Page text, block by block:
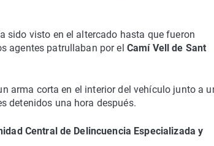
sido visto en el altercado hasta que fueron
agentes patrullaban por el Camí Vell de Sant
arma corta en el interior del vehículo junto a
detenidos una hora después.
Central de Delincuencia Especializada y